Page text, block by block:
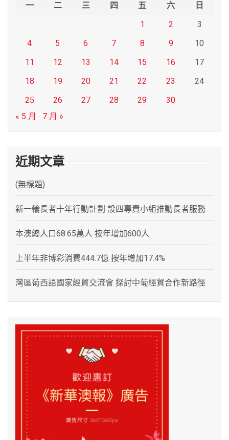
一 二 三 四 五 六
日
1
2
3
4
5 6 7 8 9
10
11
12 13 14 15 16
17
18
19 20 21 22 23
24
25
26 27 28 29
30
« 5 月
7 月 »
近期文章
(無標題)
新一輪長者十年行動計劃 設四專責小組推動長者服務
本澳總人口68.65萬人 按年增加600人
上半年非博彩消費444.7億 按年增加17.4%
灣區葡西語國家經貿交流會 探討中葡經貿合作新路徑